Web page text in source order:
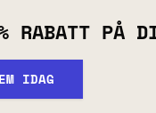
RABATT PÅ
IDAG